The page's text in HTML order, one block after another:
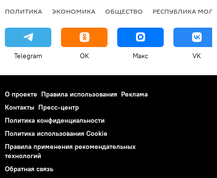
ПОЛИТИКА ЭКОНОМИКА ОБЩЕСТВО РЕСПУБЛИКА
Telegram OK Макс VK
О проекте Правила использования Реклама
Контакты Пресс-центр
Политика конфиденциальности
Политика использования Cookie
Правила применения рекомендательных
технологий
Обратная связь